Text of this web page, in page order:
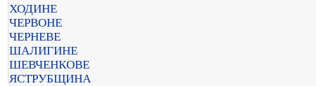
ХОДИНЕ
ЧЕРВОНЕ
ЧЕРНЕВЕ
ШАЛИГИНЕ
ШЕВЧЕНКОВЕ
ЯСТРУБЩИНА